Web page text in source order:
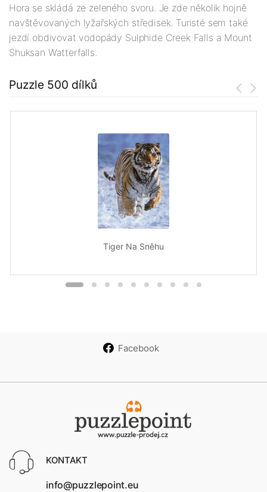
Hora se skládá ze zeleného svoru. Je zde několik hojně
navštěvovaných lyžařských středisek. Turisté sem také
jezdí obdivovat vodopády Sulphide Creek Falls a Mount
Shuksan Watterfalls.
Puzzle 500 dílků
Tiger Na Sněhu
Facebook
KONTAKT
info@puzzlepoint.eu